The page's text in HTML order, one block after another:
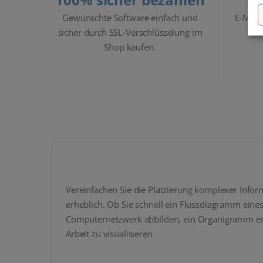
Gewünschte Software einfach und
sicher durch SSL-Verschlüsselung im
Shop kaufen.
E-Mail
Vereinfachen Sie die Platzierung komplexer
erheblich. Ob Sie schnell ein Flussdiagramm
Computernetzwerk abbilden, ein Organigramm
Arbeit zu visualisieren.